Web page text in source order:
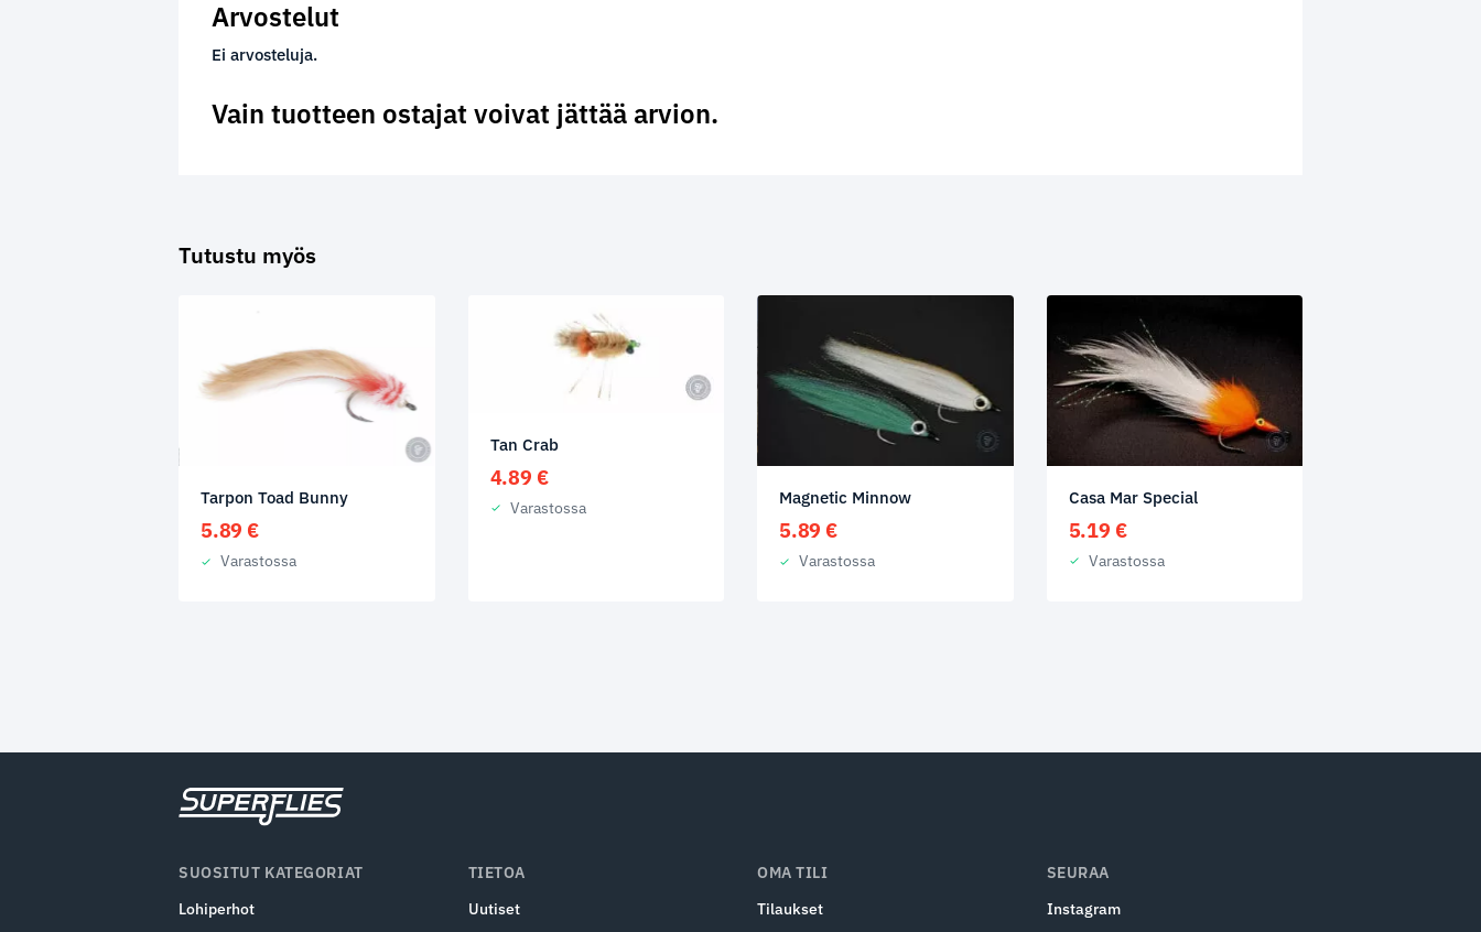
Arvostelut
Ei arvosteluja.
Vain tuotteen ostajat voivat jättää arvion.
Tutustu myös
Tarpon Toad Bunny
5.89 €
Varastossa
Tan Crab
4.89 €
Varastossa Magnetic Minnow
5.89 €
Varastossa
Casa Mar Special
5.19 €
Varastossa
SUOSITUT KATEGORIAT
Lohiperhot
TIETOA
Uutiset
OMA TILI
Tilaukset
SEURAA
Instagram